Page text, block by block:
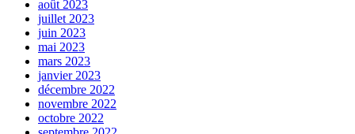
août 2023
juillet 2023
juin 2023
mai 2023
mars 2023
janvier 2023
décembre 2022
novembre 2022
octobre 2022